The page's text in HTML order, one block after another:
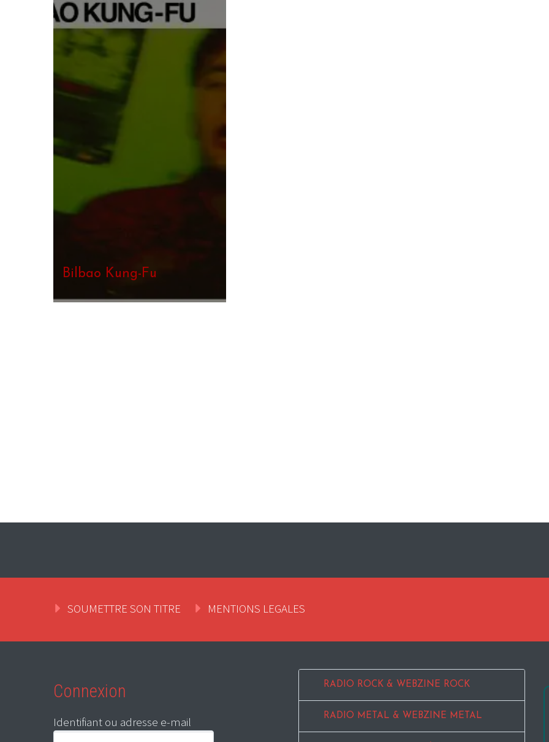
Bilbao Kung-Fu
SOUMETTRE SON TITRE MENTIONS LEGALES
Connexion
Identifiant ou adresse e-mail
RADIO ROCK & WEBZINE ROCK
RADIO METAL & WEBZINE METAL